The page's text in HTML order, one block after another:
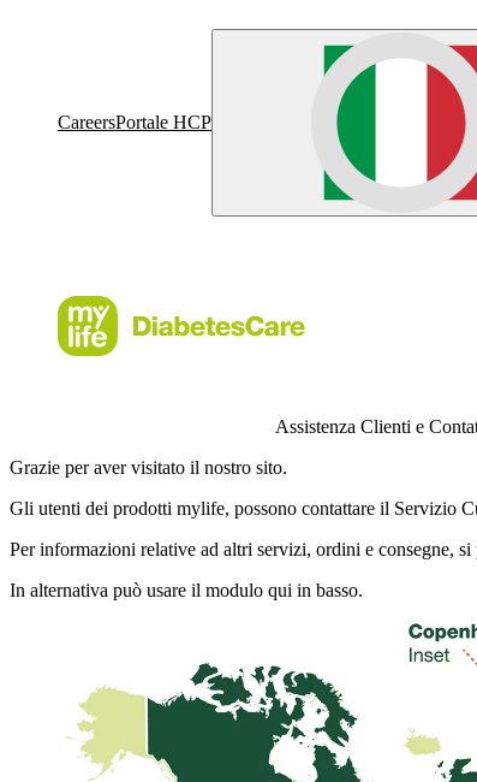
CareersPortale HCP
Assistenza Clienti e
Grazie per aver visitato il nostro sito.
Gli utenti dei prodotti mylife, possono contattare il Servizio
Per informazioni relative ad altri servizi, ordini e consegne,
In alternativa può usare il modulo qui in basso.